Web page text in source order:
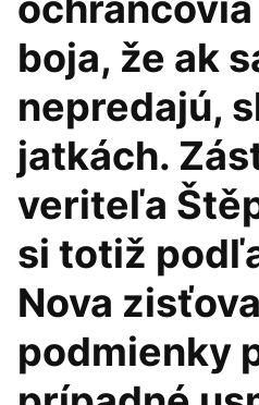
boja, že ak
nepredajú,
jatkách.
veriteľa
si totiž
Nova
podmienky